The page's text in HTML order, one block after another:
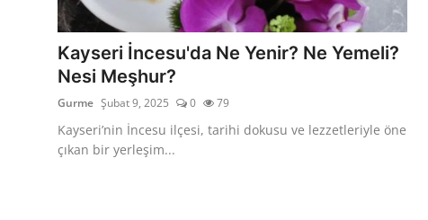
Kayseri İncesu'da Ne Yenir? Ne Yemeli?
Nesi Meşhur?
Gurme Şubat 9, 2025 0 79
Kayseri’nin İncesu ilçesi, tarihi dokusu ve lezzetleriyle öne
çıkan bir yerleşim...